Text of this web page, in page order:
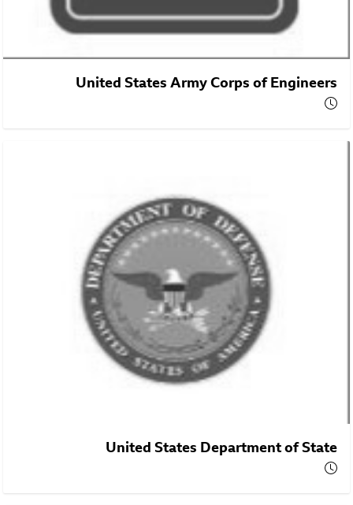
United States Army Corps of Engineers
United States Department of State